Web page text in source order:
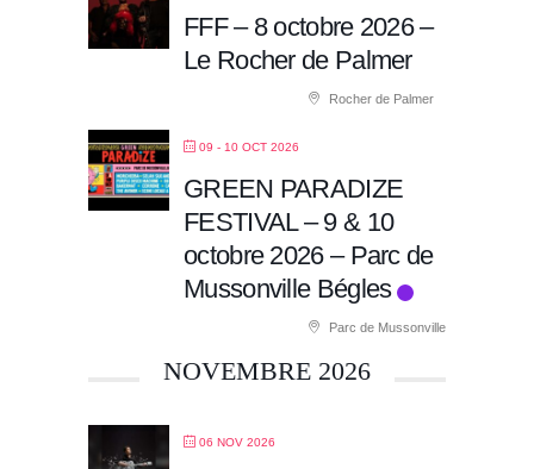
FFF – 8 octobre 2026 –
Le Rocher de Palmer
Rocher de Palmer
09 - 10 OCT 2026
GREEN PARADIZE
FESTIVAL – 9 & 10
octobre 2026 – Parc de
Mussonville Bégles
Parc de Mussonville
NOVEMBRE 2026
06 NOV 2026